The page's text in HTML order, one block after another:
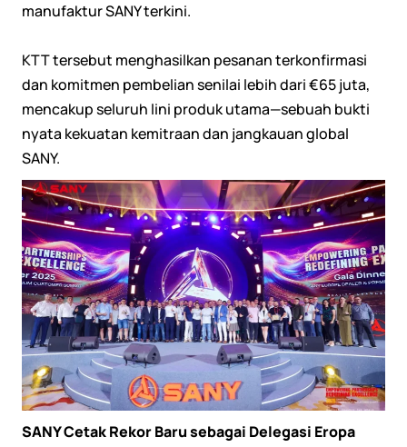
manufaktur SANY terkini.
KTT tersebut menghasilkan pesanan terkonfirmasi
dan komitmen pembelian senilai lebih dari €65 juta,
mencakup seluruh lini produk utama—sebuah bukti
nyata kekuatan kemitraan dan jangkauan global
SANY.
SANY Cetak Rekor Baru sebagai Delegasi Eropa